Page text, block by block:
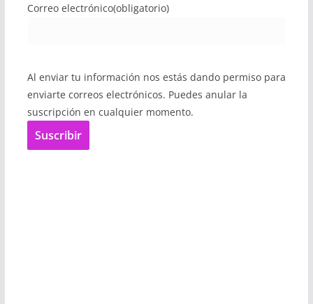
Correo electrónico(obligatorio)
Al enviar tu información nos estás dando permiso para
enviarte correos electrónicos. Puedes anular la
suscripción en cualquier momento.
Suscribir